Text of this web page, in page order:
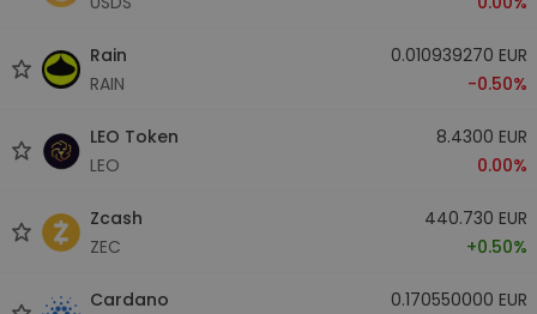
Rain
RAIN
0.010939270 EUR
-0.50%
LEO Token
LEO
8.4300 EUR
0.00%
Zcash
ZEC
440.730 EUR
+0.50%
Cardano
0.170550000 EUR